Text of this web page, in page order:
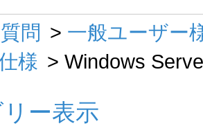
問 > 一般ユーザー
様 > Windows
ー表示